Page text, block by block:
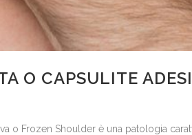
O CAPSULITE
o Frozen Shoulder è una patologia